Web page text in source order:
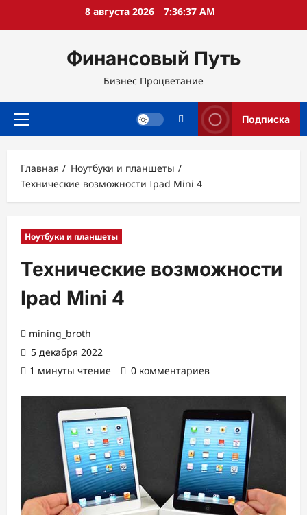
8 августа 2026 7:36:38 AM
Финансовый Путь
Бизнес Процветание
Основное
Подписка
Главная
Ноутбуки и планшеты
Технические возможности Ipad Mini 4
Ноутбуки и планшеты
Технические возможности
Ipad Mini 4
mining_broth
5 декабря 2022
1 минуты чтение
0 комментариев